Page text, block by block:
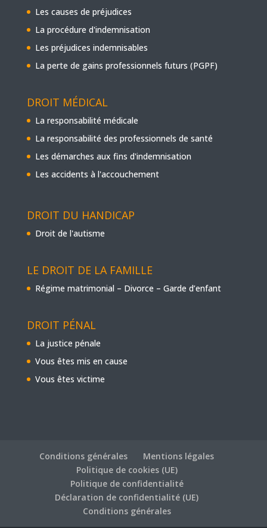
Les causes de préjudices
La procédure d'indemnisation
Les préjudices indemnisables
La perte de gains professionnels futurs (PGPF)
DROIT MÉDICAL
La responsabilité médicale
La responsabilité des professionnels de santé
Les démarches aux fins d'indemnisation
Les accidents à l'accouchement
DROIT DU HANDICAP
Droit de l'autisme
LE DROIT DE LA FAMILLE
Régime matrimonial – Divorce – Garde d’enfant
DROIT PÉNAL
La justice pénale
Vous êtes mis en cause
Vous êtes victime
Conditions générales
Mentions légales
Politique de cookies (UE)
Politique de confidentialité
Déclaration de confidentialité (UE)
Conditions générales